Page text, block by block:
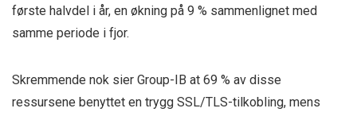
første halvdel i år, en økning på 9 % sammenlignet med
samme periode i fjor.
Skremmende nok sier Group-IB at 69 % av disse
ressursene benyttet en trygg SSL/TLS-tilkobling, mens